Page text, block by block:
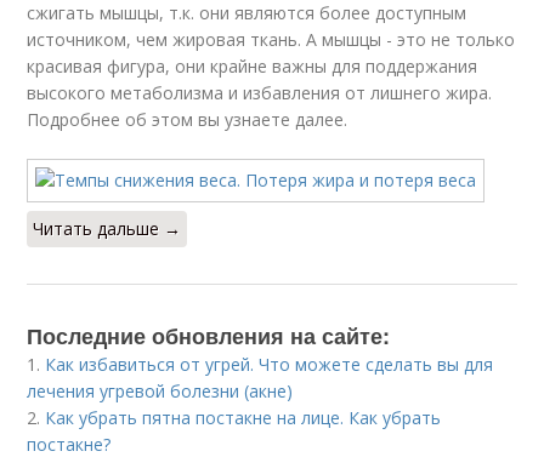
сжигать мышцы, т.к. они являются более доступным
источником, чем жировая ткань. А мышцы - это не только
красивая фигура, они крайне важны для поддержания
высокого метаболизма и избавления от лишнего жира.
Подробнее об этом вы узнаете далее.
Читать дальше →
Последние обновления на сайте:
1. Как избавиться от угрей. Что можете сделать вы для
лечения угревой болезни (акне)
2. Как убрать пятна постакне на лице. Как убрать
постакне?